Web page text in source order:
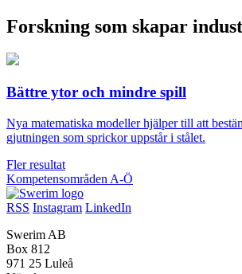
Forskning som skapar
Bättre ytor och mindre spill
Nya matematiska modeller hjälper till att
gjutningen som sprickor uppstår i stålet.
Fler resultat
Kompetensområden A-Ö
RSS Instagram LinkedIn
Swerim AB
Box 812
971 25 Luleå